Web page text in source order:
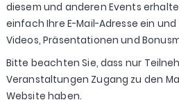
diesem und anderen Events
einfach Ihre E-Mail-Adresse ein
Videos, Präsentationen und
Bitte beachten Sie, dass nur
Veranstaltungen Zugang zu den
Website haben.